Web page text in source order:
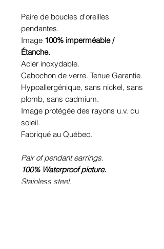
Paire de boucles d'oreilles
pendantes.
Image 100% imperméable /
Étanche.
Acier inoxydable.
Cabochon de verre. Tenue Garantie.
Hypoallergénique, sans nickel, sans
plomb, sans cadmium.
Image protégée des rayons u.v. du
soleil.
Fabriqué au Québec.
Pair of pendant earrings.
100% Waterproof picture.
Stainless steel.